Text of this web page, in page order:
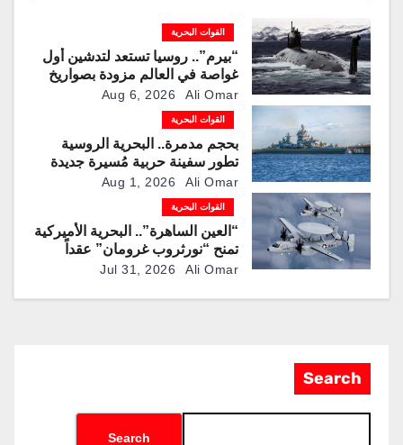
القوات البحرية
“بيرم”.. روسيا تستعد لتدشين أول
غواصة في العالم مزودة بصواريخ
كروز فرط صوتيةAug 6, 2026 Ali Omar
القوات البحرية
بحجم مدمرة.. البحرية الروسية
تطور سفينة حربية مُسيرة جديدة
لمطاردة الغواصات
Aug 1, 2026 Ali Omar
القوات البحرية
“العين الساهرة”.. البحرية الأميركية
تمنح “نورثروب غرومان” عقداً
بقيمة تقترب من 1.2 مليار دولار
المراقبة “E-2D”
Jul 31, 2026 Ali Omar
Search
Search